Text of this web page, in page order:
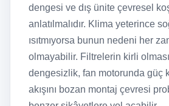
dengesi ve dış ünite çevresel
anlatılmalıdır. Klima yeterince
ısıtmıyorsa bunun nedeni her
olmayabilir. Filtrelerin kirli
dengesizlik, fan motorunda güç
akışını bozan montaj çevresi